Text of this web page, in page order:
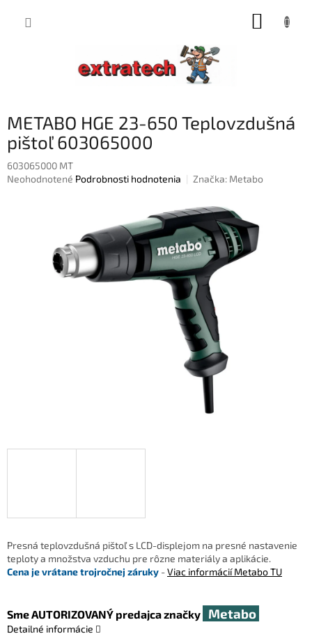
METABO HGE 23-650 Teplovzdušná
pištoľ 603065000
603065000 MT
Priemerné
hviezdičiek.
Neohodnotené Podrobnosti hodnotenia Značka: Metabo
Presná teplovzdušná pištoľ s LCD-displejom na presné nastavenie
teploty a množstva vzduchu pre rôzne materiály a aplikácie.
Cena je vrátane trojročnej záruky -Viac informácií Metabo TU
Sme AUTORIZOVANÝ predajca značky Metabo
Detailné informácie